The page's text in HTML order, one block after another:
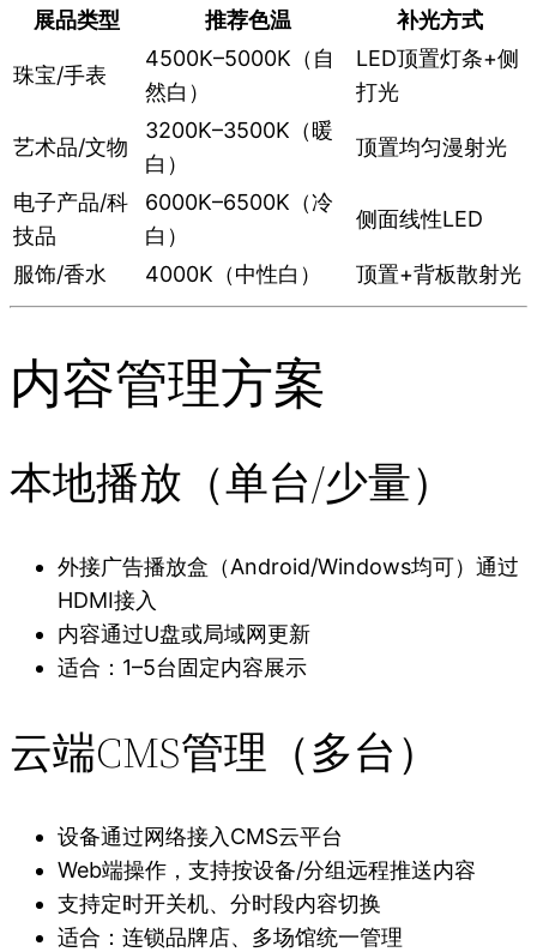
展品类型 推荐色温 补光方式
珠宝/手表
4500K–5000K（自
然白）
LED顶置灯条+侧
打光
艺术品/文物
3200K–3500K（暖
白）
顶置均匀漫射光
电子产品/科
技品
6000K–6500K（冷
白）
侧面线性LED
服饰/香水 4000K（中性白） 顶置+背板散射光
内容管理方案
本地播放（单台/少量）
外接广告播放盒（Android/Windows均可）通过
HDMI接入
内容通过U盘或局域网更新
适合：1–5台固定内容展示
云端CMS管理（多台）
设备通过网络接入CMS云平台
Web端操作，支持按设备/分组远程推送内容
支持定时开关机、分时段内容切换
适合：连锁品牌店、多场馆统一管理